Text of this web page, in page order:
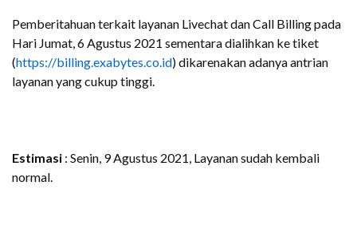
Pemberitahuan terkait layanan Livechat dan Call Billing pada
Hari Jumat, 6 Agustus 2021 sementara dialihkan ke tiket
(https://billing.exabytes.co.id) dikarenakan adanya antrian
layanan yang cukup tinggi.
Estimasi : Senin, 9 Agustus 2021, Layanan sudah kembali
normal.